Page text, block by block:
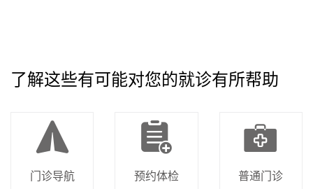
了解这些有可能对您的就诊有所帮助
门诊导航 预约体检 普通门诊